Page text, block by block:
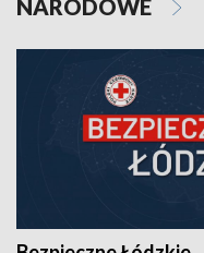
NARODOWE